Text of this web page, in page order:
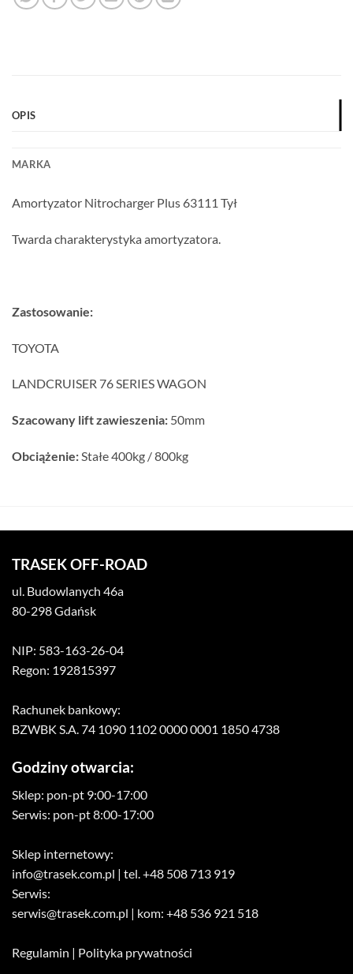
OPIS
MARKA
Amortyzator Nitrocharger Plus 63111 Tył
Twarda charakterystyka amortyzatora.
Zastosowanie:
TOYOTA
LANDCRUISER 76 SERIES WAGON
Szacowany lift zawieszenia: 50mm
Obciążenie:Stałe 400kg / 800kg
TRASEK OFF-ROAD
ul. Budowlanych 46a
80-298 Gdańsk
NIP: 583-163-26-04
Regon: 192815397
Rachunek bankowy:
BZWBK S.A. 74 1090 1102 0000 0001 1850 4738
Godziny otwarcia:
Sklep: pon-pt 9:00-17:00
Serwis: pon-pt 8:00-17:00
Sklep internetowy:
info@trasek.com.pl | tel. +48 508 713 919
Serwis:
serwis@trasek.com.pl | kom: +48 536 921 518
Regulamin | Polityka prywatności